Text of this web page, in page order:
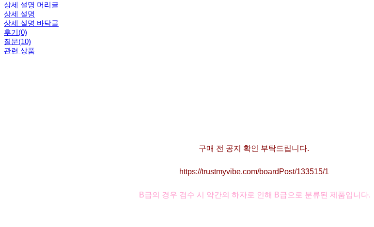
상세 설명 머리글
상세 설명
상세 설명 바닥글
후기(0)
질문(10)
관련 상품
구매 전 공지 확인 부탁드립니다.
https://trustmyvibe.com/boardPost/133515/1
B급의 경우 검수 시 약간의 하자로 인해 B급으로 분류된 제품입니다.